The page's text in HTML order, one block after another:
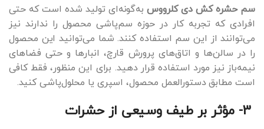
سم حشره کش دی کلرووسبه‌گونه‌ای تولید شده است که حتی
افرادی که تجربه کار در حوزه سم‌پاشی محصول را ندارند نیز
می‌توانند از این سم استفاده کنند. شما می‌توانید این محصول
را در سالن‌ها و اتاق‌های پرورش قارچ، انبارها و حتی فضاهای
نیمه‌باز نیز مورد استفاده قرار دهید. برای این منظور، فقط کافی
است مطابق دستورالعمل محصول، اسپری یا محلول‌پاشی کنید.